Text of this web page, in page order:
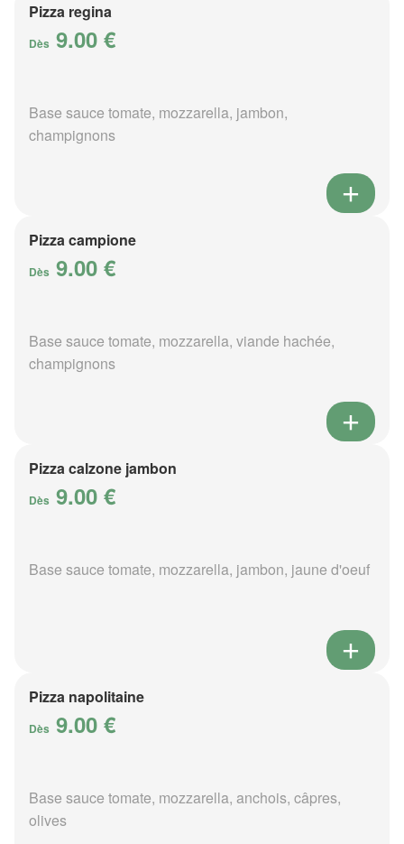
Pizza regina
Dès 9.00 €
Base sauce tomate, mozzarella, jambon,
champignons
Pizza campione
Dès 9.00 €
Base sauce tomate, mozzarella, viande hachée,
champignons
Pizza calzone jambon
Dès 9.00 €
Base sauce tomate, mozzarella, jambon, jaune d'oeuf
Pizza napolitaine
Dès 9.00 €
Base sauce tomate, mozzarella, anchois, câpres,
olives